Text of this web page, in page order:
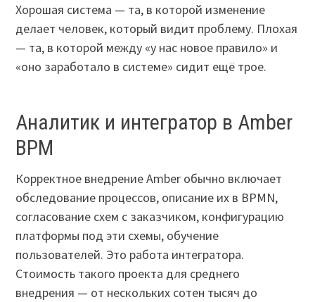
Хорошая система — та, в которой изменение
делает человек, который видит проблему. Плохая
— та, в которой между «у нас новое правило» и
«оно заработало в системе» сидит ещё трое.
Аналитик и интегратор в Amber
BPM
Корректное внедрение Amber обычно включает
обследование процессов, описание их в BPMN,
согласование схем с заказчиком, конфигурацию
платформы под эти схемы, обучение
пользователей. Это работа интегратора.
Стоимость такого проекта для среднего
внедрения — от нескольких сотен тысяч до